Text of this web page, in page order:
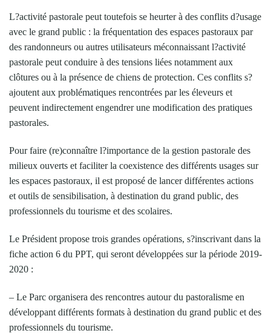
L?activité pastorale peut toutefois se heurter à des conflits d?usage
avec le grand public : la fréquentation des espaces pastoraux par
des randonneurs ou autres utilisateurs méconnaissant l?activité
pastorale peut conduire à des tensions liées notamment aux
clôtures ou à la présence de chiens de protection. Ces conflits s?
ajoutent aux problématiques rencontrées par les éleveurs et
peuvent indirectement engendrer une modification des pratiques
pastorales.
Pour faire (re)connaître l?importance de la gestion pastorale des
milieux ouverts et faciliter la coexistence des différents usages sur
les espaces pastoraux, il est proposé de lancer différentes actions
et outils de sensibilisation, à destination du grand public, des
professionnels du tourisme et des scolaires.
Le Président propose trois grandes opérations, s?inscrivant dans la
fiche action 6 du PPT, qui seront développées sur la période 2019-
2020 :
– Le Parc organisera des rencontres autour du pastoralisme en
développant différents formats à destination du grand public et des
professionnels du tourisme.